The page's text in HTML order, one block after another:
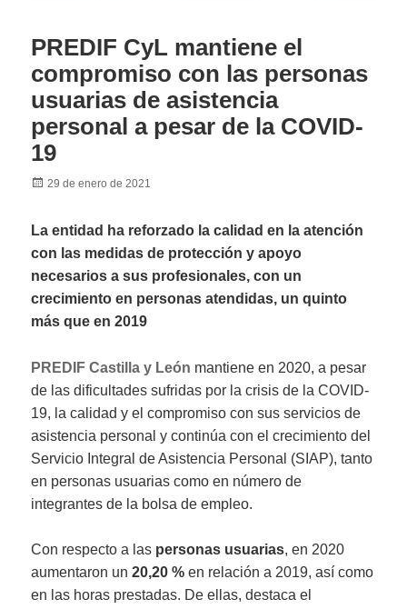
PREDIF CyL mantiene el
compromiso con las personas
usuarias de asistencia
personal a pesar de la COVID-
19
Posted
29 de enero de 2021
La entidad ha reforzado la calidad en la atención
con las medidas de protección y apoyo
necesarios a sus profesionales, con un
crecimiento en personas atendidas, un quinto
más que en 2019
PREDIF Castilla y León mantiene en 2020, a pesar
de las dificultades sufridas por la crisis de la COVID-
19, la calidad y el compromiso con sus servicios de
asistencia personal y continúa con el crecimiento del
Servicio Integral de Asistencia Personal (SIAP), tanto
en personas usuarias como en número de
integrantes de la bolsa de empleo.
Con respecto a las personas usuarias, en 2020
aumentaron un20,20 % en relación a 2019, así como
en las horas prestadas. De ellas, destaca el